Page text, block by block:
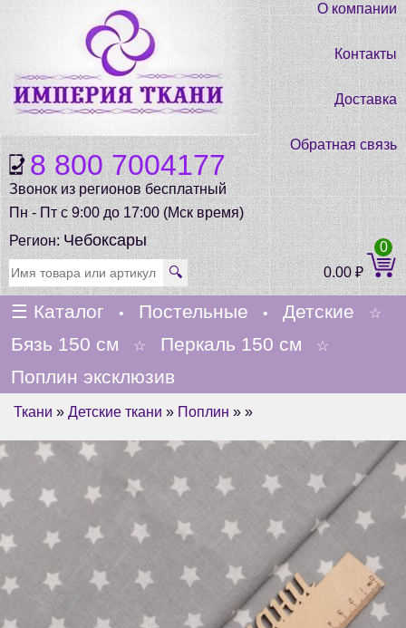
8 800 7004177
Звонок из регионов бесплатный
Пн - Пт с 9:00 до 17:00 (Мск время)
О компании
Контакты
Доставка
Обратная связь
Регион:Чебоксары
🔍 0.00₽
0
☰ Каталог • Постельные • Детские ☆
Бязь 150 см ☆ Перкаль 150 см ☆
Поплин эксклюзив
Ткани » Детские ткани » Поплин » »